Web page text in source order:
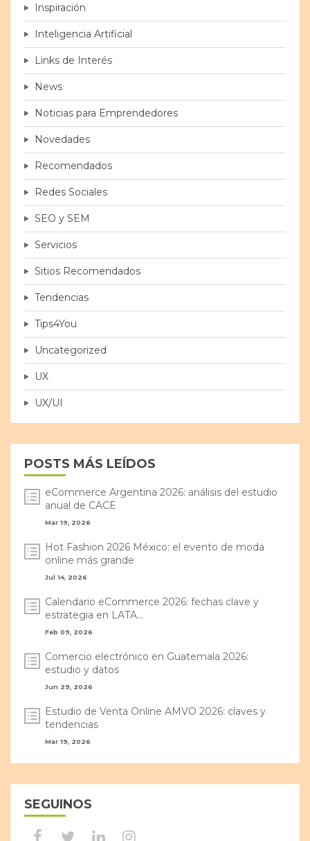
Inspiración
Inteligencia Artificial
Links de Interés
News
Noticias para Emprendedores
Novedades
Recomendados
Redes Sociales
SEO y SEM
Servicios
Sitios Recomendados
Tendencias
Tips4You
Uncategorized
UX
UX/UI
POSTS MÁS LEÍDOS
eCommerce Argentina 2026: análisis del estudio
anual de CACE
Mar 19, 2026
Hot Fashion 2026 México: el evento de moda
online más grande
Jul 14, 2026
Calendario eCommerce 2026: fechas clave y
estrategia en LATA...
Feb 09, 2026
Comercio electrónico en Guatemala 2026:
estudio y datos
Jun 29, 2026
Estudio de Venta Online AMVO 2026: claves y
tendencias
Mar 19, 2026
SEGUINOS